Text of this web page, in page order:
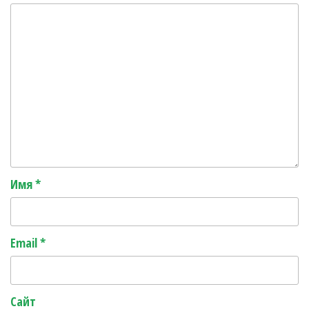
Имя*
Email*
Сайт